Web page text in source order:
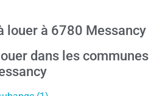
louer à 6780 Messancy
dans les communes